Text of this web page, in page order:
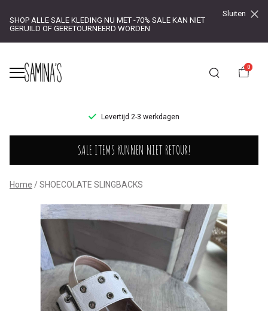
SHOP ALLE SALE KLEDING NU MET -70% SALE KAN NIET
GERUILD OF GERETOURNEERD WORDEN
Sluiten
0
Levertijd 2-3 werkdagen
SHOECOLATE
SLINGBACKS
Saminas
SALE ITEMS KUNNEN NIET RETOUR!
Home SHOECOLATE SLINGBACKS